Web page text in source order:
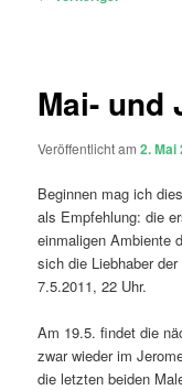
Mai- und
Veröffentlicht am2. Mai
Beginnen mag ich
als Empfehlung: die
einmaligen Ambiente
sich die Liebhaber
7.5.2011, 22 Uhr.
Am 19.5. findet die
zwar wieder im
die letzten beiden